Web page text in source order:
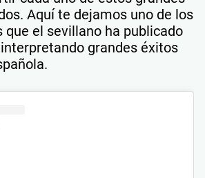
Aquí te dejamos uno de los
que el sevillano ha publicado
grandes éxitos